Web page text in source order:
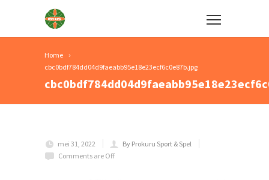
Home
cbc0bdf784dd04d9faeabb95e18e23ecf6c0e87b.jpg
mei 31, 2022
By Prokuru Sport & Spel
Comments are Off